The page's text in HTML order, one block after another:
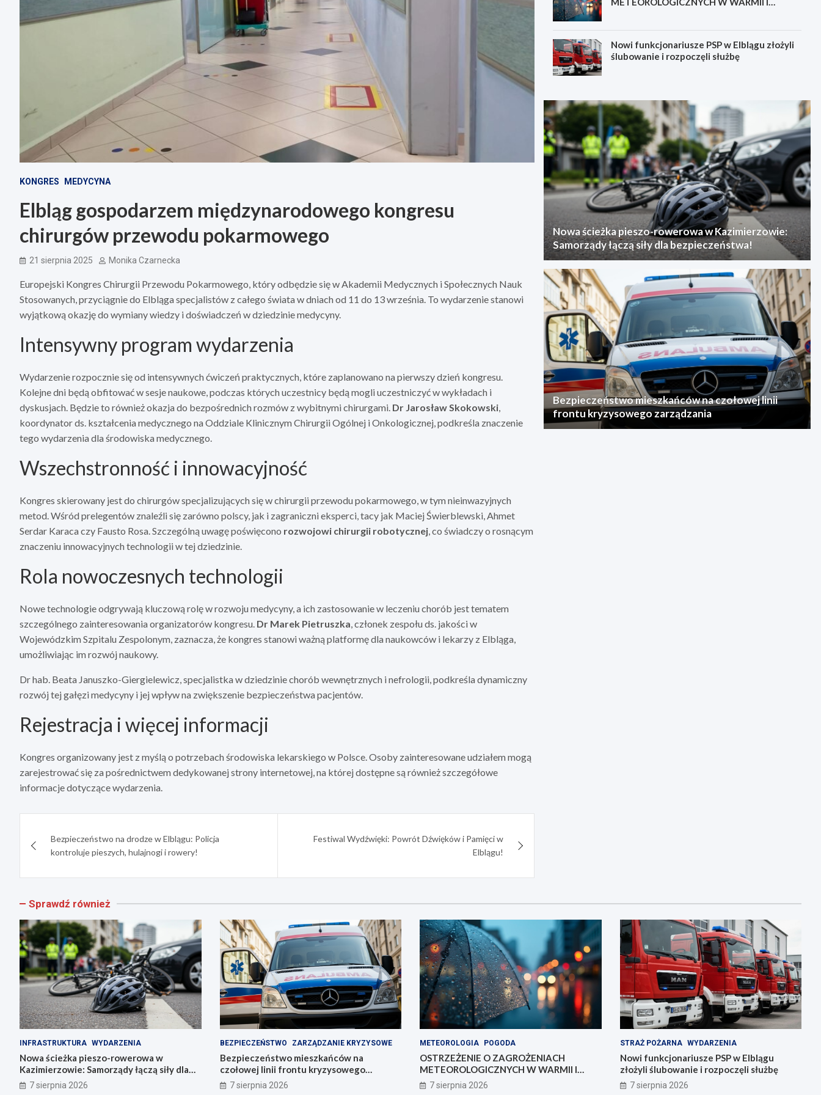
KONGRES MEDYCYNA
Elbląg gospodarzem międzynarodowego kongresu
chirurgów przewodu pokarmowego
21 sierpnia 2025 Monika Czarnecka
Europejski Kongres Chirurgii Przewodu Pokarmowego, który odbędzie się w Akademii Medycznych i Społecznych Nauk
Stosowanych, przyciągnie do Elbląga specjalistów z całego świata w dniach od 11 do 13 września. To wydarzenie stanowi
wyjątkową okazję do wymiany wiedzy i doświadczeń w dziedzinie medycyny.
Intensywny program wydarzenia
Wydarzenie rozpocznie się od intensywnych ćwiczeń praktycznych, które zaplanowano na pierwszy dzień kongresu.
Kolejne dni będą obfitować w sesje naukowe, podczas których uczestnicy będą mogli uczestniczyć w wykładach i
dyskusjach. Będzie to również okazja do bezpośrednich rozmów z wybitnymi chirurgami. Dr Jarosław Skokowski,
koordynator ds. kształcenia medycznego na Oddziale Klinicznym Chirurgii Ogólnej i Onkologicznej, podkreśla znaczenie
tego wydarzenia dla środowiska medycznego.
Wszechstronność i innowacyjność
Kongres skierowany jest do chirurgów specjalizujących się w chirurgii przewodu pokarmowego, w tym nieinwazyjnych
metod. Wśród prelegentów znaleźli się zarówno polscy, jak i zagraniczni eksperci, tacy jak Maciej Świerblewski, Ahmet
Serdar Karaca czy Fausto Rosa. Szczególną uwagę poświęcono rozwojowi chirurgii robotycznej, co świadczy o rosnącym
znaczeniu innowacyjnych technologii w tej dziedzinie.
Rola nowoczesnych technologii
Nowe technologie odgrywają kluczową rolę w rozwoju medycyny, a ich zastosowanie w leczeniu chorób jest tematem
szczególnego zainteresowania organizatorów kongresu. Dr Marek Pietruszka, członek zespołu ds. jakości w
Wojewódzkim Szpitalu Zespolonym, zaznacza, że kongres stanowi ważną platformę dla naukowców i lekarzy z Elbląga,
umożliwiając im rozwój naukowy.
Dr hab. Beata Januszko-Giergielewicz, specjalistka w dziedzinie chorób wewnętrznych i nefrologii, podkreśla dynamiczny
rozwój tej gałęzi medycyny i jej wpływ na zwiększenie bezpieczeństwa pacjentów.
Rejestracja i więcej informacji
Kongres organizowany jest z myślą o potrzebach środowiska lekarskiego w Polsce. Osoby zainteresowane udziałem mogą
zarejestrować się za pośrednictwem dedykowanej strony internetowej, na której dostępne są również szczegółowe
informacje dotyczące wydarzenia.
wpisuBezpieczeństwo na drodze w Elblągu: Policja
kontroluje pieszych, hulajnogi i rowery!
Festiwal Wydźwięki: Powrót Dźwięków i Pamięci w
Elblągu!
Nowi funkcjonariusze PSP w Elblągu złożyli
ślubowanie i rozpoczęli służbę
Nowa ścieżka pieszo-rowerowa w Kazimierzowie:
Samorządy łączą siły dla bezpieczeństwa!
Bezpieczeństwo mieszkańców na czołowej linii
frontu kryzysowego zarządzania
Sprawdź również
INFRASTRUKTURA WYDARZENIA
Nowa ścieżka pieszo-rowerowa w
Kazimierzowie: Samorządy łączą siły dla
bezpieczeństwa!
7 sierpnia 2026
BEZPIECZEŃSTWO ZARZĄDZANIE KRYZYSOWE
Bezpieczeństwo mieszkańców na
czołowej linii frontu kryzysowego
zarządzania
7 sierpnia 2026
METEOROLOGIA POGODA
OSTRZEŻENIE O ZAGROŻENIACH
METEOROLOGICZNYCH W WARMII I
MAZURACH
7 sierpnia 2026
STRAŻ POŻARNA WYDARZENIA
Nowi funkcjonariusze PSP w Elblągu
złożyli ślubowanie i rozpoczęli służbę
7 sierpnia 2026